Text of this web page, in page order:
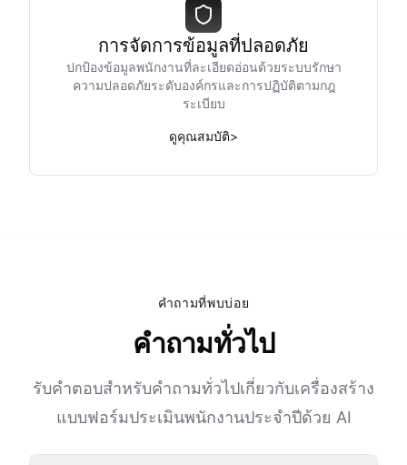
การจัดการข้อมูลที่ปลอดภัย
ปกป้องข้อมูลพนักงานที่ละเอียดอ่อนด้วยระบบรักษา
ความปลอดภัยระดับองค์กรและการปฏิบัติตามกฎ
ระเบียบ
ดูคุณสมบัติ>
คำถามที่พบบ่อย
คำถามทั่วไป
รับคำตอบสำหรับคำถามทั่วไปเกี่ยวกับเครื่องสร้าง
แบบฟอร์มประเมินพนักงานประจำปีด้วย AI